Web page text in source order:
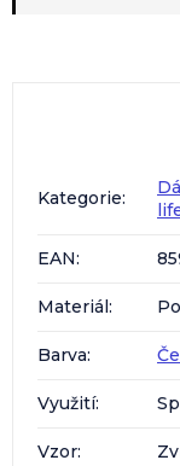
Kategorie:
EAN:
Materiál:
Barva:
Využití:
Vzor: